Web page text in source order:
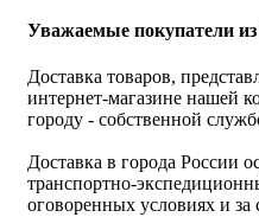
Уважаемые покупатели
Доставка товаров,
интернет-магазине нашей
городу - собственной
Доставка в города России
транспортно-
оговоренных условиях и за